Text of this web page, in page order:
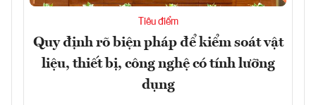
Tiêu điểm
Quy định rõ biện pháp để kiểm soát vật
liệu, thiết bị, công nghệ có tính lưỡng
dụng